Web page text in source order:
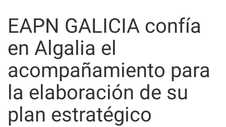
content
EAPN GALICIA confía
en Algalia el
acompañamiento para
la elaboración de su
plan estratégico